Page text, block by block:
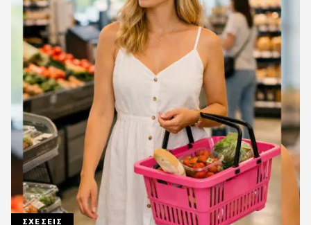
ΣΧΕΣΕΙΣ